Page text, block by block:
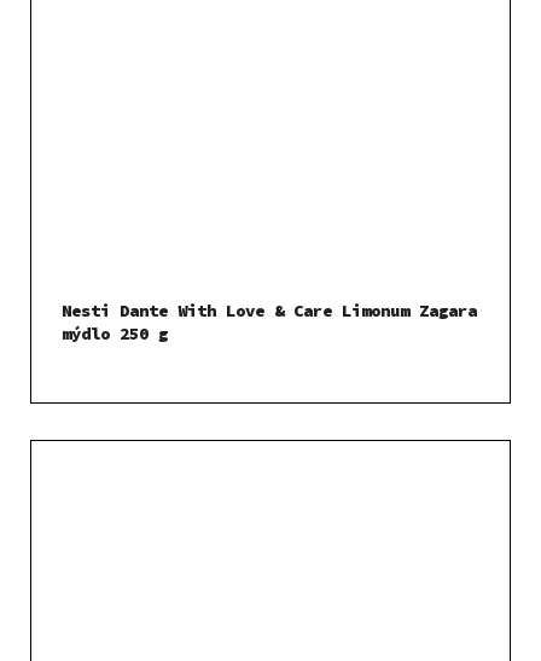
Nesti Dante With Love & Care Limonum Zagara
mýdlo 250 g